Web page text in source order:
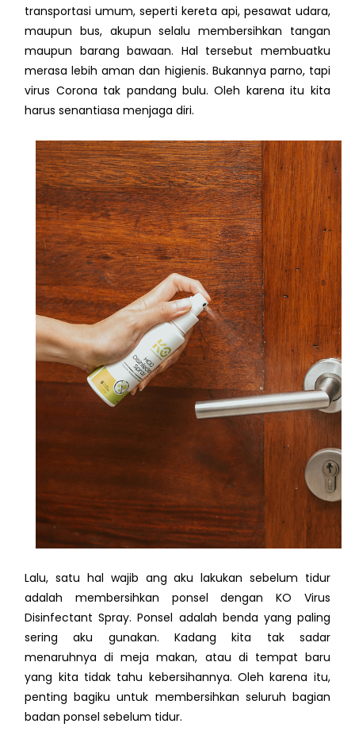
transportasi umum, seperti kereta api, pesawat udara,
maupun bus, akupun selalu membersihkan tangan
maupun barang bawaan. Hal tersebut membuatku
merasa lebih aman dan higienis. Bukannya parno, tapi
virus Corona tak pandang bulu. Oleh karena itu kita
harus senantiasa menjaga diri.
Lalu, satu hal wajib ang aku lakukan sebelum tidur
adalah membersihkan ponsel denganKO Virus
Disinfectant Spray. Ponsel adalah benda yang paling
sering aku gunakan. Kadang kita tak sadar
menaruhnya di meja makan, atau di tempat baru
yang kita tidak tahu kebersihannya. Oleh karena itu,
penting bagiku untuk membersihkan seluruh bagian
badan ponsel sebelum tidur.